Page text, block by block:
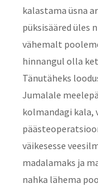
kalastama üsna
püksisääred üles
vähemalt
hinnangul olla
Tänutäheks
Jumalale
kolmandagi kala,
väikesesse
madalamaks ja
nahka lähema